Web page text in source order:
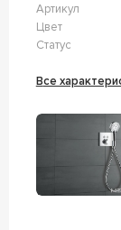
Артикул
Цвет
Статус
Все